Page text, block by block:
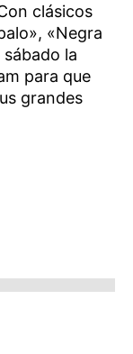
clásicos
«Negra
la
para que
grandes